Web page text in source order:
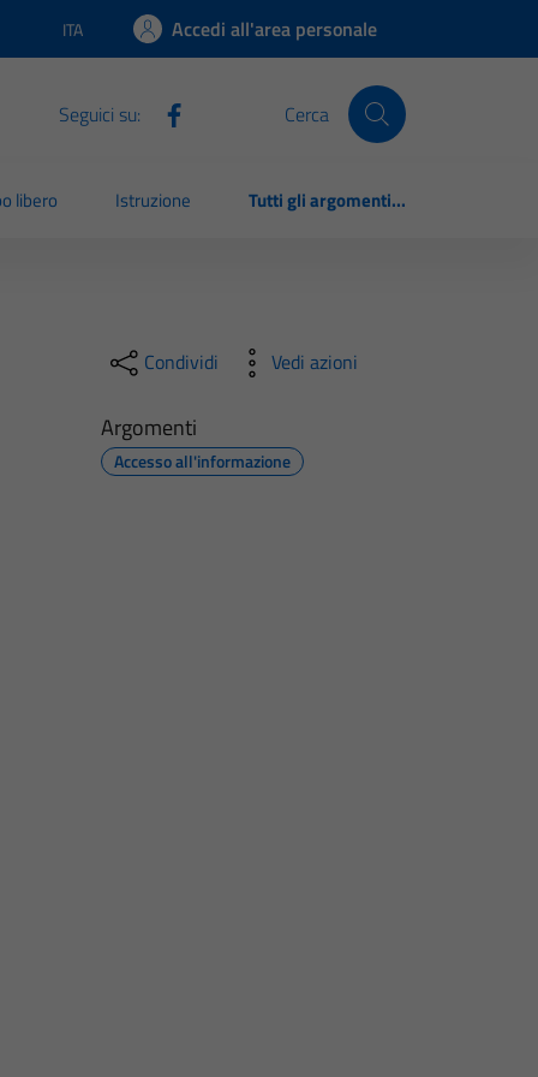
Lingua attiva:
ITA Accedi all'area personale
Seguici su: Cerca
libero Istruzione Tutti gli argomenti...
Condividi Vedi azioni
Argomenti
Accesso all'informazione